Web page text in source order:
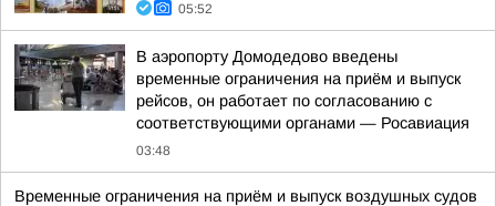
05:52
В аэропорту Домодедово введены
временные ограничения на приём и выпуск
рейсов, он работает по согласованию с
соответствующими органами — Росавиация
03:48
Временные ограничения на приём и выпуск воздушных судов